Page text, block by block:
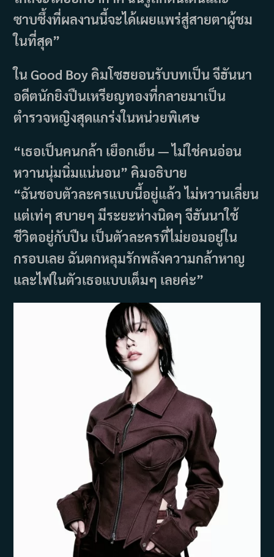
ซาบซึ้งที่ผลงานนี้จะได้เผยแพร่สู่สายตาผู้ชม
ในที่สุด”
ใน Good Boy คิมโซฮยอนรับบทเป็น จีฮันนา
อดีตนักยิงปืนเหรียญทองที่กลายมาเป็น
ตำรวจหญิงสุดแกร่งในหน่วยพิเศษ
“เธอเป็นคนกล้า เยือกเย็น — ไม่ใช่คนอ่อน
หวานนุ่มนิ่มแน่นอน” คิมอธิบาย
“ฉันชอบตัวละครแบบนี้อยู่แล้ว ไม่หวานเลี่ยน
แต่เท่ๆ สบายๆ มีระยะห่างนิดๆ จีฮันนาใช้
ชีวิตอยู่กับปืน เป็นตัวละครที่ไม่ยอมอยู่ใน
กรอบเลย ฉันตกหลุมรักพลังความกล้าหาญ
และไฟในตัวเธอแบบเต็มๆ เลยค่ะ”